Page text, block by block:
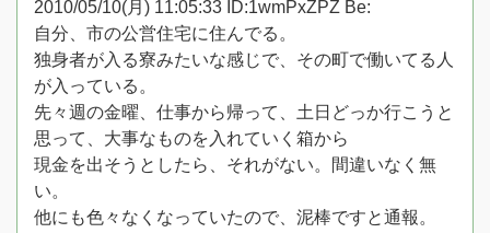
2010/05/10(月) 11:05:33 ID:1wmPxZPZ Be:
自分、市の公営住宅に住んでる。
独身者が入る寮みたいな感じで、その町で働いてる人
が入っている。
先々週の金曜、仕事から帰って、土日どっか行こうと
思って、大事なものを入れていく箱から
現金を出そうとしたら、それがない。間違いなく無
い。
他にも色々なくなっていたので、泥棒ですと通報。